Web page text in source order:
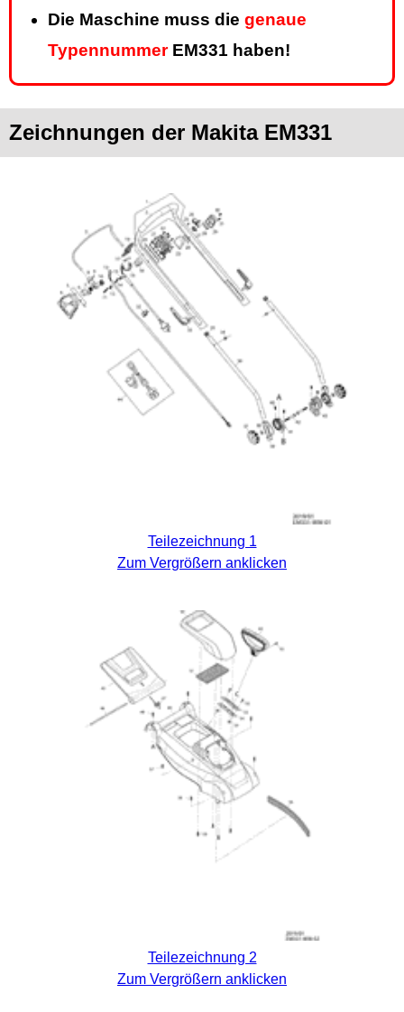
Die Maschine muss die genaue
TypennummerEM331 haben!
Zeichnungen der Makita EM331
Teilezeichnung 1
Zum Vergrößern anklicken
Teilezeichnung 2
Zum Vergrößern anklicken